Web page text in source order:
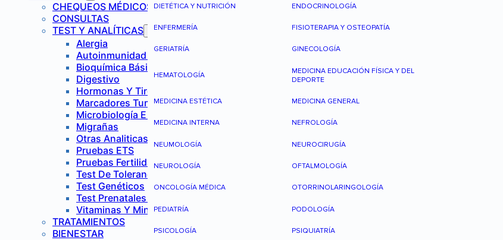
DIETÉTICA Y NUTRICIÓN ENDOCRINOLOGÍA
ENFERMERÍA FISIOTERAPIA Y OSTEOPATÍA
GERIATRÍA GINECOLOGÍA
HEMATOLOGÍA
MEDICINA EDUCACIÓN FÍSICA Y DEL
DEPORTE
MEDICINA ESTÉTICA MEDICINA GENERAL
MEDICINA INTERNA NEFROLOGÍA
NEUMOLOGÍA NEUROCIRUGÍA
NEUROLOGÍA OFTALMOLOGÍA
ONCOLOGÍA MÉDICA OTORRINOLARINGOLOGÍA
PEDIATRÍA PODOLOGÍA
PSICOLOGÍA PSIQUIATRÍA
CHEQUEOS MÉDICOS
CONSULTAS
TEST Y ANALÍTICAS
Alergia
Autoinmunidad Y Reumatología
Bioquímica Básica
Digestivo
Hormonas Y Tiroides
Marcadores Tumorales
Microbiología E Infecciones
Migrañas
Otras Analiticas
Pruebas ETS
Pruebas Fertilidad Mujer
Test De Tolerancia Alimentaria
Test Genéticos
Test Prenatales No Invasivos
Vitaminas Y Minerales
TRATAMIENTOS
BIENESTAR